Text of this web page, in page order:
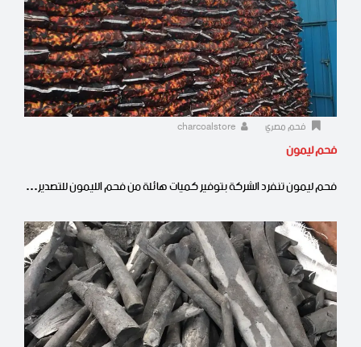
فحم مصري
فحم ليمون
فحم ليمون تنفرد الشركة بتوفير كميات هائلة من فحم الليمون للتصدير…